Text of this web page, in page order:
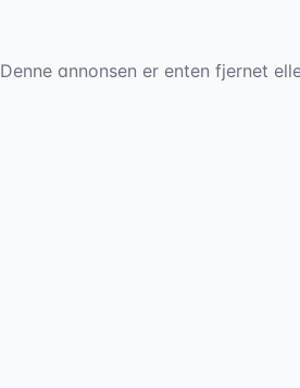
Denne annonsen er enten fjernet